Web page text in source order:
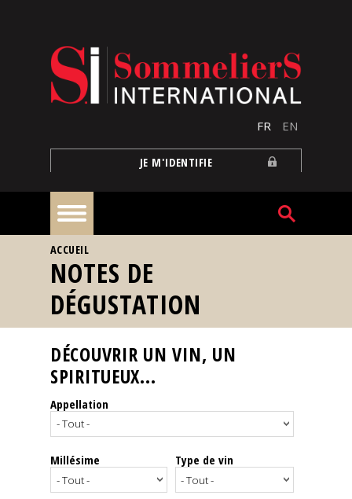
FR EN
JE M'IDENTIFIE
À
la
une
Reportages
Nos
Spiritueux
Notes
VOUS ÊTES ICI
ACCUEIL
NOTES DE
DÉGUSTATION
DÉCOUVRIR UN VIN, UN
SPIRITUEUX...
Appellation
Millésime Type de vin